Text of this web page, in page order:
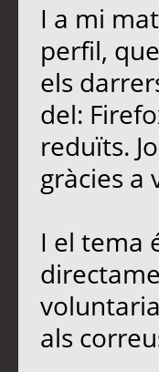
I a mi
perfil,
els
del:
reduïts.
gràcies a
I el tema
als